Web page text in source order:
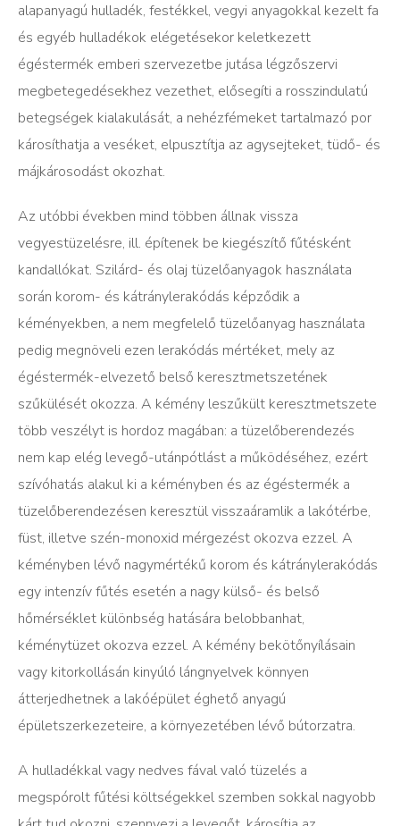
alapanyagú hulladék, festékkel, vegyi anyagokkal kezelt fa
és egyéb hulladékok elégetésekor keletkezett
égéstermék emberi szervezetbe jutása légzőszervi
megbetegedésekhez vezethet, elősegíti a rosszindulatú
betegségek kialakulását, a nehézfémeket tartalmazó por
károsíthatja a veséket, elpusztítja az agysejteket, tüdő- és
májkárosodást okozhat.
Az utóbbi években mind többen állnak vissza
vegyestüzelésre, ill. építenek be kiegészítő fűtésként
kandallókat. Szilárd- és olaj tüzelőanyagok használata
során korom- és kátránylerakódás képződik a
kéményekben, a nem megfelelő tüzelőanyag használata
pedig megnöveli ezen lerakódás mértéket, mely az
égéstermék-elvezető belső keresztmetszetének
szűkülését okozza. A kémény leszűkült keresztmetszete
több veszélyt is hordoz magában: a tüzelőberendezés
nem kap elég levegő-utánpótlást a működéséhez, ezért
szívóhatás alakul ki a kéményben és az égéstermék a
tüzelőberendezésen keresztül visszaáramlik a lakótérbe,
füst, illetve szén-monoxid mérgezést okozva ezzel. A
kéményben lévő nagymértékű korom és kátránylerakódás
egy intenzív fűtés esetén a nagy külső- és belső
hőmérséklet különbség hatására belobbanhat,
kéménytüzet okozva ezzel. A kémény bekötőnyílásain
vagy kitorkollásán kinyúló lángnyelvek könnyen
átterjedhetnek a lakóépület éghető anyagú
épületszerkezeteire, a környezetében lévő bútorzatra.
A hulladékkal vagy nedves fával való tüzelés a
megspórolt fűtési költségekkel szemben sokkal nagyobb